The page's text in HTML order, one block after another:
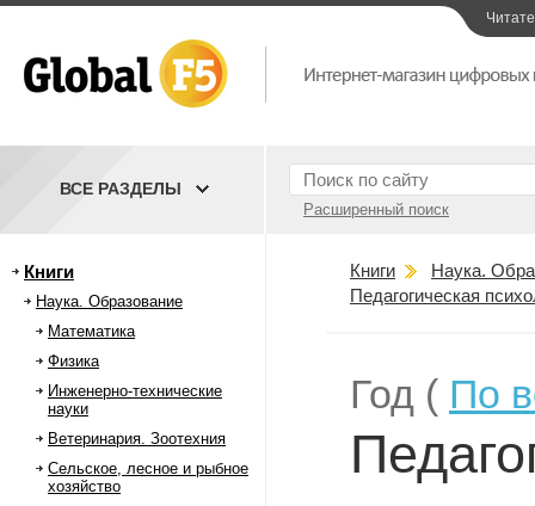
Расширенный поиск
ВСЕ РАЗДЕЛЫ
Книги
Наука. Образование
Математика
Физика
Инженерно-технические
науки
Ветеринария. Зоотехния
Сельское, лесное и рыбное
хозяйство
Книги
Наука.
Педагогическая
Год ( По